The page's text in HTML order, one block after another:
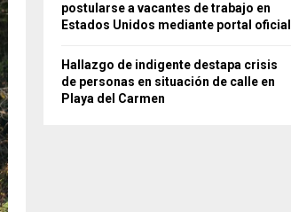
postularse a vacantes de trabajo en
Estados Unidos mediante portal oficial
Hallazgo de indigente destapa crisis
de personas en situación de calle en
Playa del Carmen